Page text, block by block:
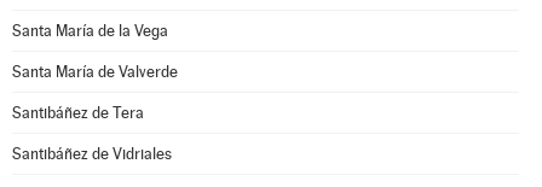
Santa María de la Vega
Santa María de Valverde
Santibáñez de Tera
Santibáñez de Vidriales